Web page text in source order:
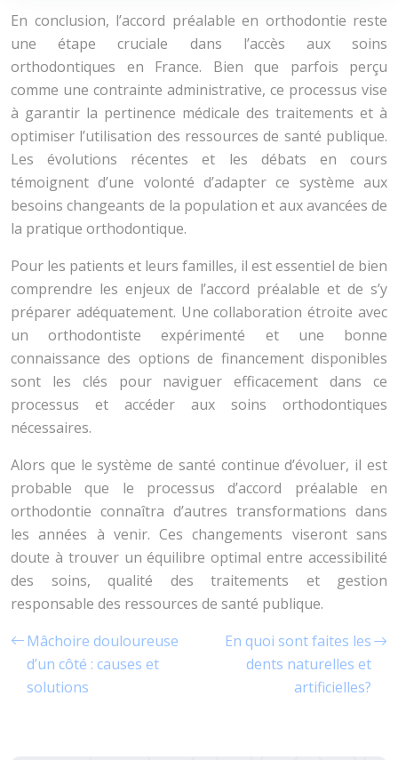
En conclusion, l’accord préalable en orthodontie reste
une étape cruciale dans l’accès aux soins
orthodontiques en France. Bien que parfois perçu
comme une contrainte administrative, ce processus vise
à garantir la pertinence médicale des traitements et à
optimiser l’utilisation des ressources de santé publique.
Les évolutions récentes et les débats en cours
témoignent d’une volonté d’adapter ce système aux
besoins changeants de la population et aux avancées de
la pratique orthodontique.
Pour les patients et leurs familles, il est essentiel de bien
comprendre les enjeux de l’accord préalable et de s’y
préparer adéquatement. Une collaboration étroite avec
un orthodontiste expérimenté et une bonne
connaissance des options de financement disponibles
sont les clés pour naviguer efficacement dans ce
processus et accéder aux soins orthodontiques
nécessaires.
Alors que le système de santé continue d’évoluer, il est
probable que le processus d’accord préalable en
orthodontie connaîtra d’autres transformations dans
les années à venir. Ces changements viseront sans
doute à trouver un équilibre optimal entre accessibilité
des soins, qualité des traitements et gestion
responsable des ressources de santé publique.
Mâchoire douloureuse
d’un côté : causes et
solutions
En quoi sont faites les
dents naturelles et
artificielles?